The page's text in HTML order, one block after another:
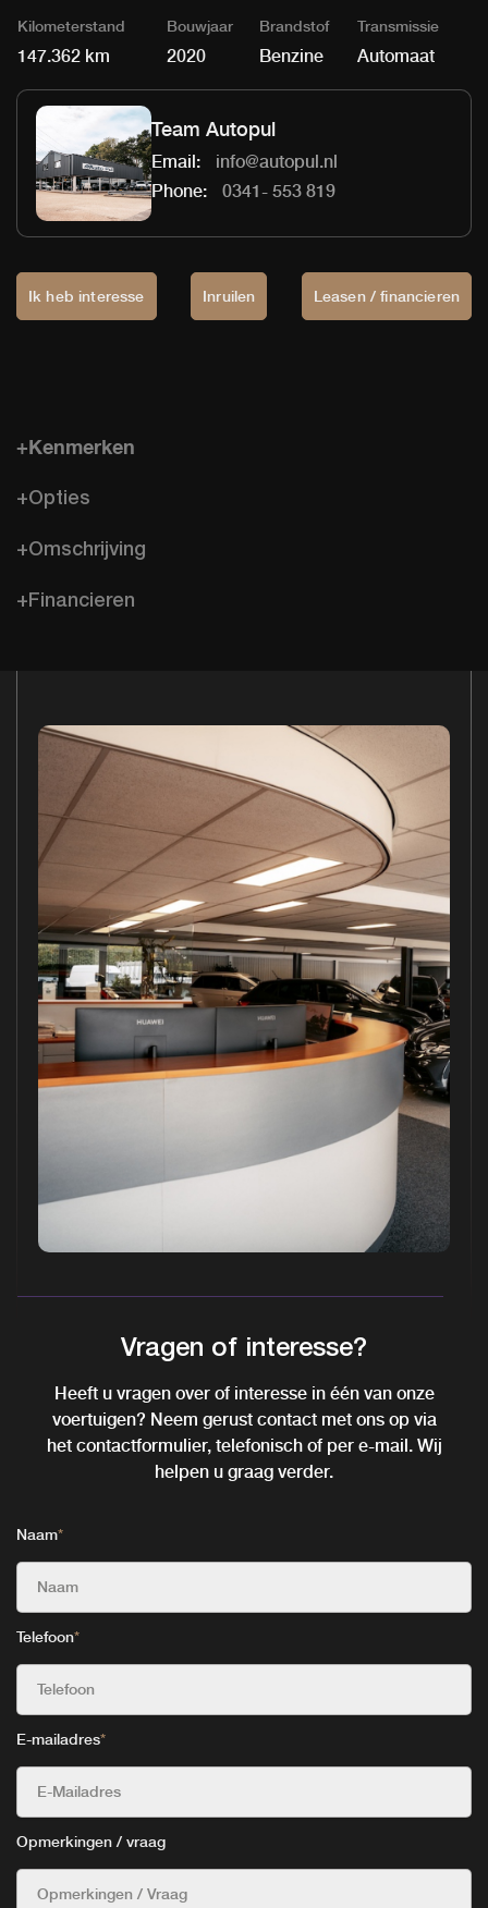
Kilometerstand
147.362 km
Bouwjaar
2020
Brandstof
Benzine
Transmissie
Automaat
Team Autopul
Email:
info@autopul.nl
Phone:
0341- 553 819
Ik heb interesse Inruilen Leasen / financieren
+Kenmerken
+Opties
+Omschrijving
+Financieren
Vragen of interesse?
Heeft u vragen over of interesse in één van onze
voertuigen? Neem gerust contact met ons op via
het contactformulier, telefonisch of per e-mail. Wij
helpen u graag verder.
Naam*
Telefoon*
E-mailadres*
Opmerkingen / vraag